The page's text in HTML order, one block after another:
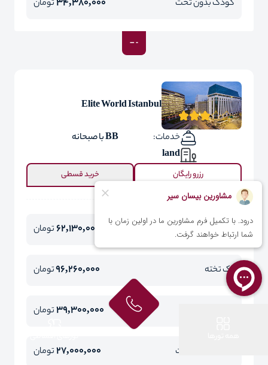
کودک بدون تخت 34,380,000تومان
Elite World Istanbul
خدمات:
BB با صبحانه
land
رزرو رایگان خرید قسطی
دو تخته 62,130,000تومان
یک تخته 96,260,000تومان
39,300,000تومان
کودک بدون تخت 27,000,000تومان